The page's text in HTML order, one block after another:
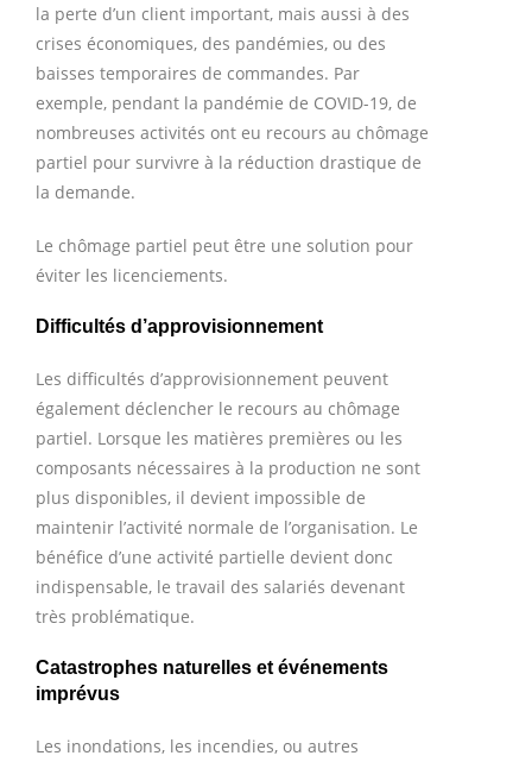
la perte d’un client important, mais aussi à des
crises économiques, des pandémies, ou des
baisses temporaires de commandes. Par
exemple, pendant la pandémie de COVID-19, de
nombreuses activités ont eu recours au chômage
partiel pour survivre à la réduction drastique de
la demande.
Le chômage partiel peut être une solution pour
éviter les licenciements.
Difficultés d’approvisionnement
Les difficultés d’approvisionnement peuvent
également déclencher le recours au chômage
partiel. Lorsque les matières premières ou les
composants nécessaires à la production ne sont
plus disponibles, il devient impossible de
maintenir l’activité normale de l’organisation. Le
bénéfice d’une activité partielle devient donc
indispensable, le travail des salariés devenant
très problématique.
Catastrophes naturelles et événements
imprévus
Les inondations, les incendies, ou autres